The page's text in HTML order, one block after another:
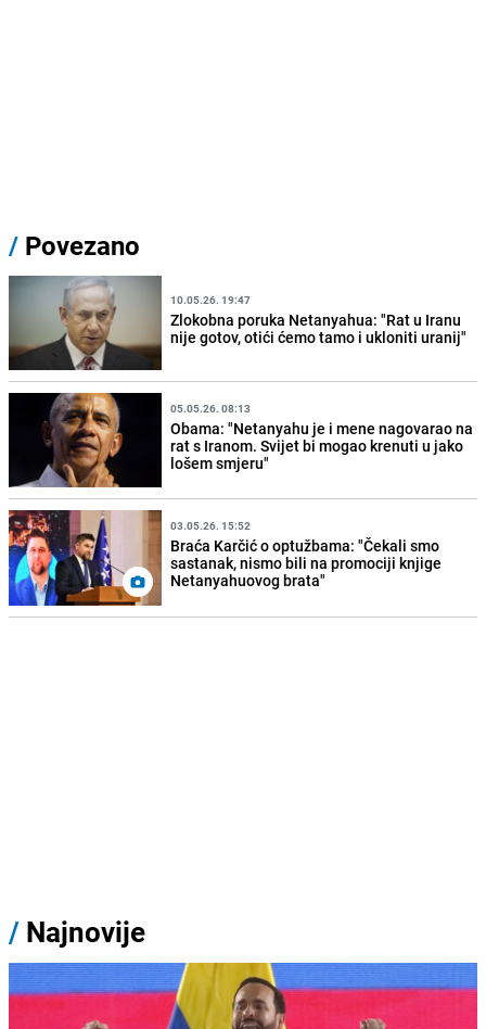
/ Povezano
10.05.26. 19:47
Zlokobna poruka Netanyahua: "Rat u Iranu
nije gotov, otići ćemo tamo i ukloniti uranij"
05.05.26. 08:13
Obama: "Netanyahu je i mene nagovarao na
rat s Iranom. Svijet bi mogao krenuti u jako
lošem smjeru"
03.05.26. 15:52
Braća Karčić o optužbama: "Čekali smo
sastanak, nismo bili na promociji knjige
Netanyahuovog brata"
/ Najnovije